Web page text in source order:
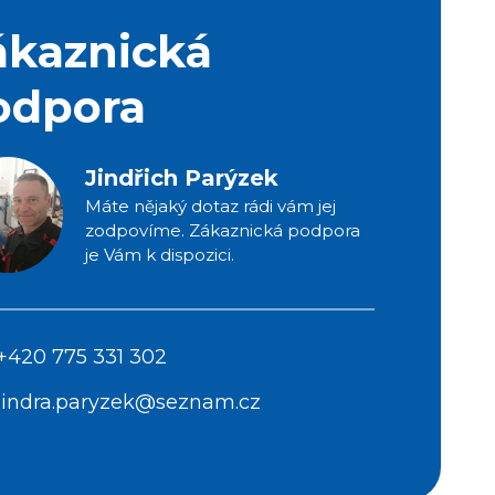
Jindřich Parýzek
Máte nějaký dotaz rádi vám jej
zodpovíme. Zákaznická podpora
je Vám k dispozici.
775 331 302